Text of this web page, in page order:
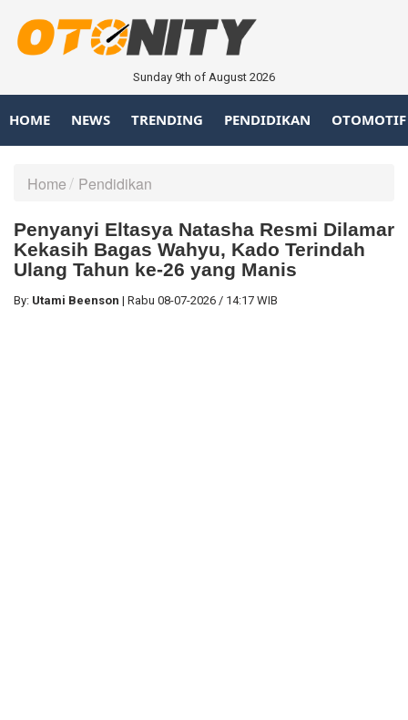
Sunday 9th of August 2026
HOME NEWS TRENDING PENDIDIKAN OTOMOTIF
Home Pendidikan
Penyanyi Eltasya Natasha Resmi Dilamar
Kekasih Bagas Wahyu, Kado Terindah
Ulang Tahun ke-26 yang Manis
By: Utami Beenson | Rabu 08-07-2026 / 14:17 WIB